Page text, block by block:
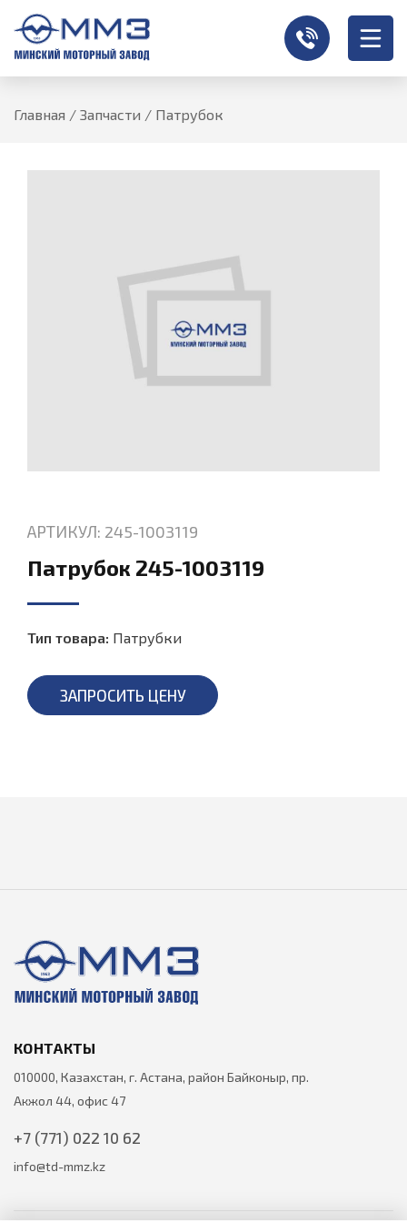
Главная / Запчасти / Патрубок
АРТИКУЛ: 245-1003119
Патрубок 245-1003119
Тип товара: Патрубки
ЗАПРОСИТЬ ЦЕНУ
КОНТАКТЫ
010000, Казахстан, г. Астана, район Байконыр, пр.
Акжол 44, офис 47
+7 (771) 022 10 62
info@td-mmz.kz